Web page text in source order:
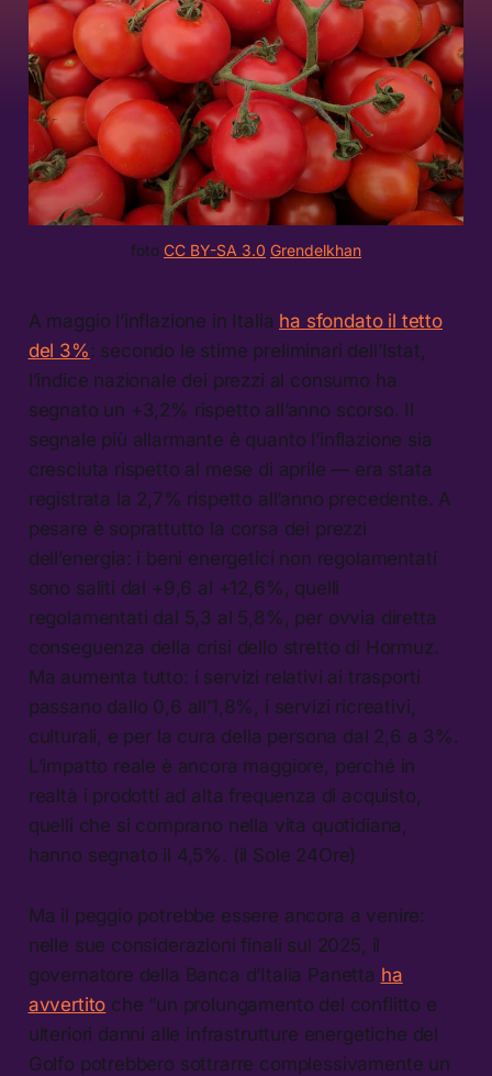
foto CC BY-SA 3.0 Grendelkhan
A maggio l’inflazione in Italia ha sfondato il tetto
del 3% : secondo le stime preliminari dell’Istat,
l’indice nazionale dei prezzi al consumo ha
segnato un +3,2% rispetto all’anno scorso. Il
segnale più allarmante è quanto l’inflazione sia
cresciuta rispetto al mese di aprile — era stata
registrata la 2,7% rispetto all’anno precedente. A
pesare è soprattutto la corsa dei prezzi
dell’energia: i beni energetici non regolamentati
sono saliti dal +9,6 al +12,6%, quelli
regolamentati dal 5,3 al 5,8%, per ovvia diretta
conseguenza della crisi dello stretto di Hormuz.
Ma aumenta tutto: i servizi relativi ai trasporti
passano dallo 0,6 all’1,8%, i servizi ricreativi,
culturali, e per la cura della persona dal 2,6 a 3%.
L’impatto reale è ancora maggiore, perché in
realtà i prodotti ad alta frequenza di acquisto,
quelli che si comprano nella vita quotidiana,
hanno segnato il 4,5%. (il Sole 24Ore)
Ma il peggio potrebbe essere ancora a venire:
nelle sue considerazioni finali sul 2025, il
governatore della Banca d’Italia Panetta ha
avvertito che “un prolungamento del conflitto e
ulteriori danni alle infrastrutture energetiche del
Golfo potrebbero sottrarre complessivamente un